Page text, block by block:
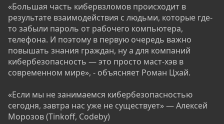
«Большая часть кибервзломов происходит в
результате взаимодействия с людьми, которые где-
то забыли пароль от рабочего компьютера,
телефона. И поэтому в первую очередь важно
повышать знания граждан, ну а для компаний
кибербезопасность — это просто маст-хэв в
современном мире», - объясняет Роман Цхай.
«Если мы не занимаемся кибербезопасностью
сегодня, завтра нас уже не существует» — Алексей
Морозов (Tinkoff, Codeby)